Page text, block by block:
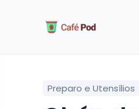
Preparo e Utensílios